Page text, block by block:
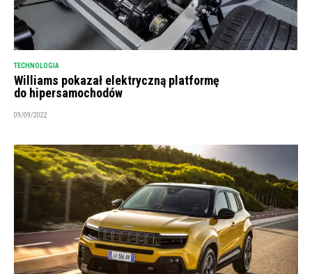
TECHNOLOGIA
Williams pokazał elektryczną platformę
do hipersamochodów
09/09/2022